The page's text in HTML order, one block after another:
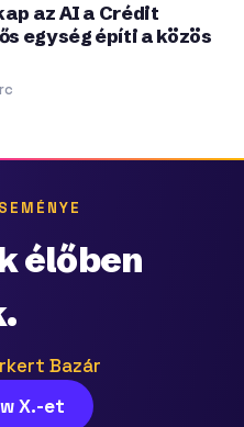
az AI a Crédit
egység építi a közös
élőben
Bazár
X.-et